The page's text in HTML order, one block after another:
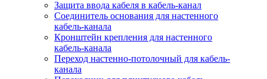
Защита ввода кабеля в кабель-канал
Соединитель основания для настенного
кабель-канала
Кронштейн крепления для настенного
кабель-канала
Переход настенно-потолочный для кабель-
канала